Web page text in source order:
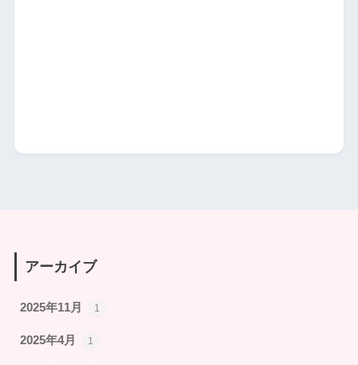
アーカイブ
2025年11月 1
2025年4月 1